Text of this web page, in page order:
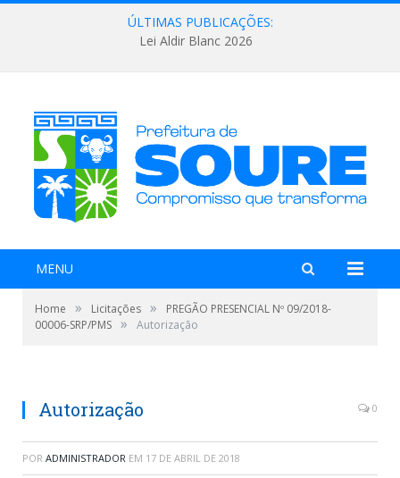
ÚLTIMAS PUBLICAÇÕES:
Lei Aldir Blanc 2026
MENU
Home » Licitações »
PREGÃO PRESENCIAL Nº 09/2018-
00006-SRP/PMS » Autorização
Autorização 0
POR ADMINISTRADOR EM 17 DE ABRIL DE 2018